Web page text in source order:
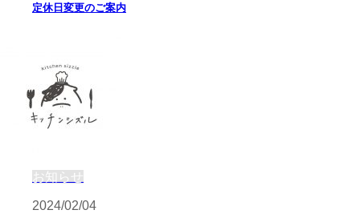
定休日変更のご案内
お知らせ
2024/02/04